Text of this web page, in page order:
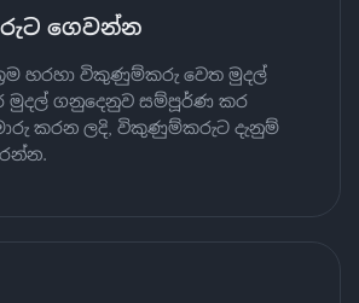
ගෙවන්න
හරහා විකුණුම්කරු වෙත මුදල්
මුදල් ගනුදෙනුව සම්පූර්ණ කර
"මාරු කරන ලදි, විකුණුම්කරුට දැනුම්